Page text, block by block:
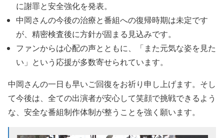
に謝罪と安全強化を発表。
中岡さんの今後の治療と番組への復帰時期は未定です
が、 精密検査後に方針が固まる見込みです。
ファンからは心配の声とともに、「また元気な姿を見た
い」 という応援が多数寄せられています。
中岡さんの一日も早いご回復をお祈り申し上げます。 そし
て今後は、全ての出演者が安心して笑顔で挑戦できるよう
な、 安全な番組制作体制が整うことを強く願います。